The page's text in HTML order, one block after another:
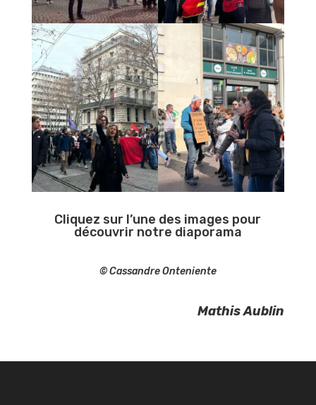
Cliquez sur l’une des images pour
découvrir notre diaporama
© Cassandre Onteniente
Mathis Aublin